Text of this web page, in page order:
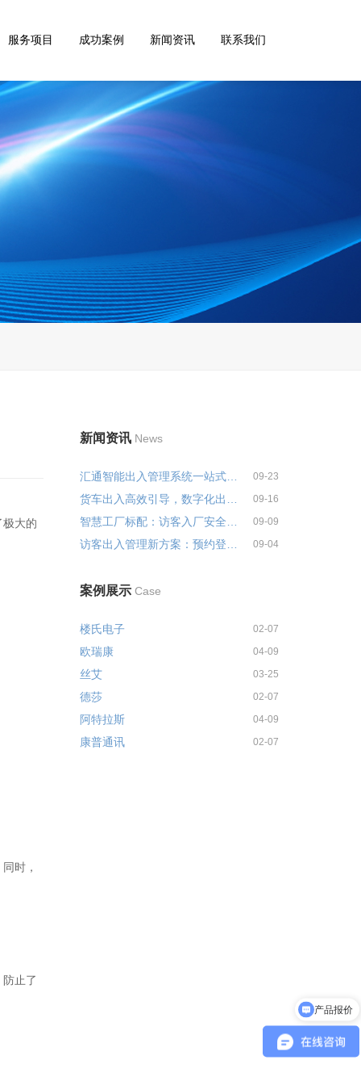
服务项目 成功案例 新闻资讯 联系我们
大的
时，
止了
新闻资讯 News
汇通智能出入管理系统一站式解决... 09-23
09-16
09-09
09-04
案例展示 Case
楼氏电子 02-07
欧瑞康 04-09
丝艾 03-25
德莎 02-07
阿特拉斯 04-09
康普通讯 02-07
产品报价